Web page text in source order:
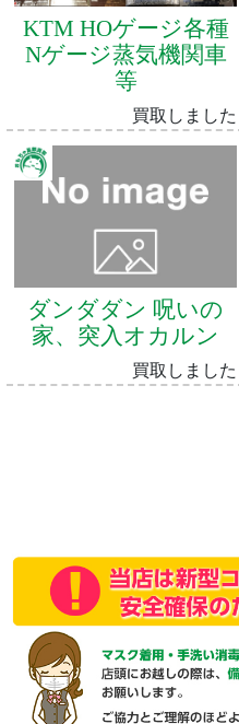
KTM HOゲージ各種
Nゲージ蒸気機関車
等
買取しました
ダンダダン 呪いの
家、突入オカルン
買取しました